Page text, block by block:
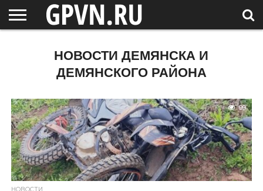
ОБЛАСТЬ
НОВОСТИ
СОСЕДЕЙ
РОССИЯ
СПЕЦПРОЕКТЫ
СТАТЬИ
ФОТОРЕПОРТАЖИ
ИНТЕРВЬЮ
ОБЪЕКТЫ
ПОДБОРКИНОВОСТИ ДЕМЯНСКА И
ДЕМЯНСКОГО РАЙОНА
99